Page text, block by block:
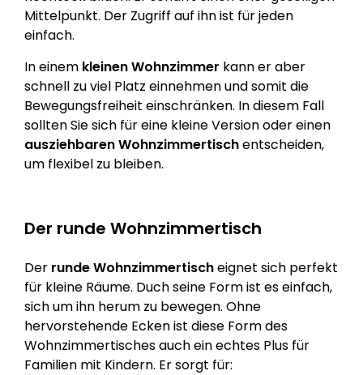
Mittelpunkt. Der Zugriff auf ihn ist für jeden
einfach.
In einem kleinen Wohnzimmer kann er aber
schnell zu viel Platz einnehmen und somit die
Bewegungsfreiheit einschränken. In diesem Fall
sollten Sie sich für eine kleine Version oder einen
ausziehbaren Wohnzimmertischentscheiden,
um flexibel zu bleiben.
Der runde Wohnzimmertisch
Der runde Wohnzimmertischeignet sich perfekt
für kleine Räume. Duch seine Form ist es einfach,
sich um ihn herum zu bewegen. Ohne
hervorstehende Ecken ist diese Form des
Wohnzimmertisches auch ein echtes Plus für
Familien mit Kindern. Er sorgt für: